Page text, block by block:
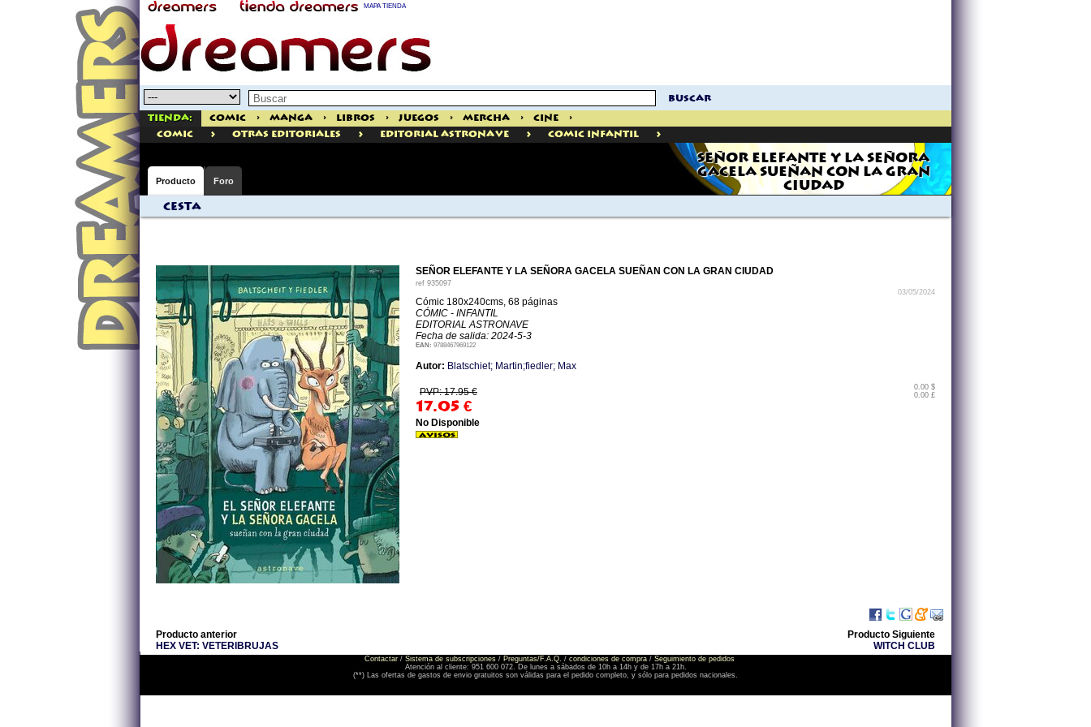
MAPA TIENDA
buscar
Tienda: Comic > Manga > Libros > Juegos > Mercha > Cine
>
comic
> Otras Editoriales > Editorial Astronave > Comic Infantil >
SEÑOR ELEFANTE Y LA SEÑORA
GACELA SUEÑAN CON LA GRAN
CIUDAD
Producto Foro
Cesta
SEÑOR ELEFANTE Y LA SEÑORA GACELA SUEÑAN CON LA GRAN CIUDAD
ref 935097
03/05/2024
Cómic 180x240cms, 68 páginas
CÓMIC - INFANTIL
EDITORIAL ASTRONAVE
Fecha de salida: 2024-5-3
EAN: 9788467969122
Autor: Blatschiet; Martin;fiedler; Max
PVP: 17.95 €
17.05 €
0.00 $
0.00 £
No Disponible
Producto anterior
HEX VET: VETERIBRUJAS
Producto Siguiente
WITCH CLUB
Contactar / Sistema de subscripciones / Preguntas/F.A.Q. / condiciones de compra / Seguimiento de pedidos
Atención al cliente: 951 600 072. De lunes a sábados de 10h a 14h y de 17h a 21h.
(**) Las ofertas de gastos de envio gratuitos son válidas para el pedido completo, y sólo para pedidos nacionales.